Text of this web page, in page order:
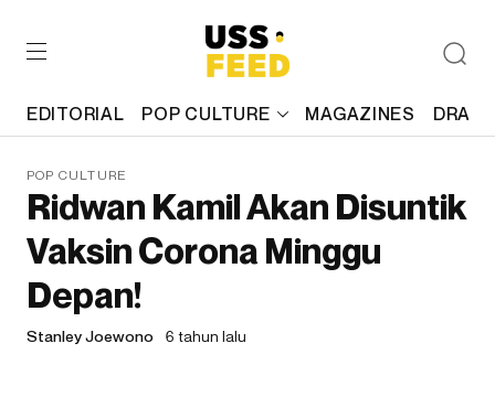
EDITORIAL POP CULTURE MAGAZINES
POP CULTURE
Ridwan Kamil Akan Disuntik
Vaksin Corona Minggu
Depan!
Stanley Joewono 6 tahun lalu